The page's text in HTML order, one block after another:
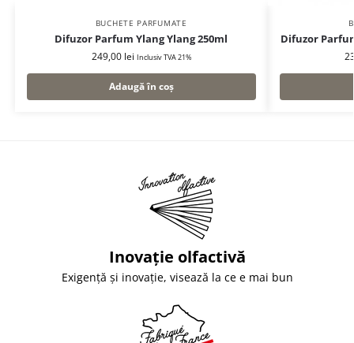
BUCHETE PARFUMATE
Difuzor Parfum Ylang Ylang 250ml
249,00 lei Inclusiv TVA 21%
Adaugă în coș
Difuzor
Inovație olfactivă
Exigență și inovație, visează la ce e mai bun